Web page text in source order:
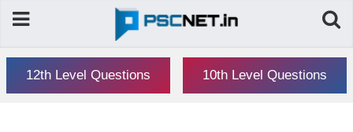
12th Level Questions 10th Level Questions